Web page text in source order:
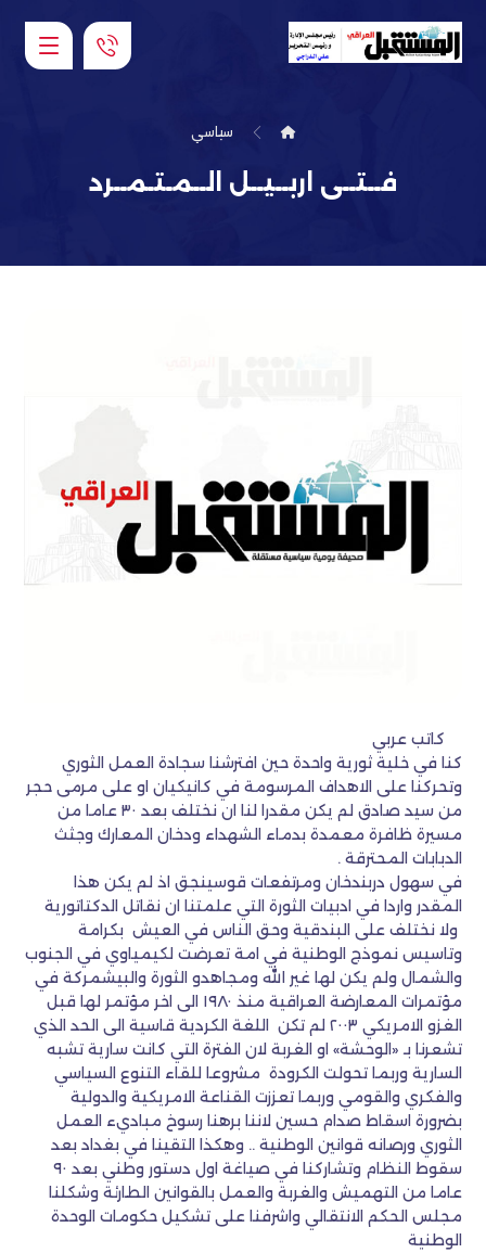
سياسي
فــتــى اربــيــل الــمـتـمــرد
كاتب عربي
كنا في خلية ثورية واحدة حين افترشنا سجادة العمل الثوري
وتحركنا على الاهداف المرسومة في كانيكيان او على مرمى حجر
من سيد صادق لم يكن مقدرا لنا ان نختلف بعد ٣٠ عاما من
مسيرة ظافرة معمدة بدماء الشهداء ودخان المعارك وجثث
الدبابات المحترقة .
في سهول دربندخان ومرتفعات قوسينجق اذ لم يكن هذا
المقدر واردا في ادبيات الثورة التي علمتنا ان نقاتل الدكتاتورية
ولا نختلف على البندقية وحق الناس في العيش بكرامة
وتاسيس نموذج الوطنية في امة تعرضت لكيمياوي في الجنوب
والشمال ولم يكن لها غير الله ومجاهدو الثورة والبيشمركة في
مؤتمرات المعارضة العراقية منذ ١٩٨٠ الى اخر مؤتمر لها قبل
الغزو الامريكي ٢٠٠٣ لم تكن اللغة الكردية قاسية الى الحد الذي
تشعرنا بـ «الوحشة» او الغربة لان الفترة التي كانت سارية تشبه
السارية وربما تحولت الكرودة مشروعا للقاء التنوع السياسي
والفكري والقومي وربما تعززت القناعة الامريكية والدولية
بضرورة اسقاط صدام حسين لاننا برهنا رسوخ مباديء العمل
الثوري ورصانه قوانين الوطنية .. وهكذا التقينا في بغداد بعد
سقوط النظام وتشاركنا في صياغة اول دستور وطني بعد ٩٠
عاما من التهميش والغربة والعمل بالقوانين الطارئة وشكلنا
مجلس الحكم الانتقالي واشرفنا على تشكيل حكومات الوحدة
الوطنية